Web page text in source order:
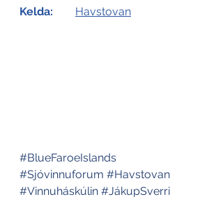
Kelda: Havstovan
#BlueFaroeIslands
#Sjóvinnuforum #Havstovan
#Vinnuháskúlin #JákupSverri